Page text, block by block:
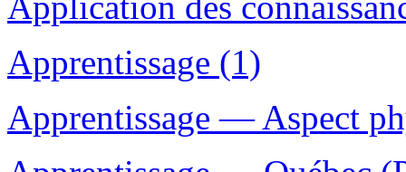
Apprentissage (1)
Apprentissage — Aspect